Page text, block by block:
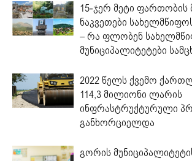
15-ჯერ მეტი ფართობის
ნაკვეთები
– რა ფლობენ
მუნიციპალიტეტები
2022 წელს ქვემო
114,3 მილიონი ლარის
ინფრასტრუქტურული
განხორციელდა
გორის